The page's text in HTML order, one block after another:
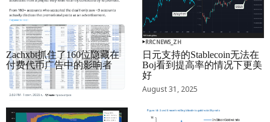
RRCNEWS_ZH
Zachxbt抓住了160位隐藏在
付费代币广告中的影响者
September 01, 2025
RRCNEWS_ZH
日元支持的Stablecoin无法在
Boj看到提高率的情况下更美
好
August 31, 2025